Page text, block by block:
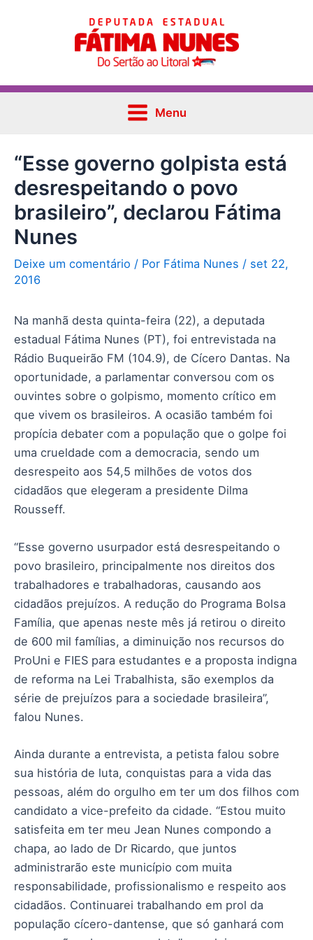
Main
Menu
Menu
“Esse governo golpista está
desrespeitando o povo
brasileiro”, declarou Fátima
Nunes
Deixe um comentário / Por Fátima Nunes / set 22,
2016
Na manhã desta quinta-feira (22), a deputada
estadual Fátima Nunes (PT), foi entrevistada na
Rádio Buqueirão FM (104.9), de Cícero Dantas. Na
oportunidade, a parlamentar conversou com os
ouvintes sobre o golpismo, momento crítico em
que vivem os brasileiros. A ocasião também foi
propícia debater com a população que o golpe foi
uma crueldade com a democracia, sendo um
desrespeito aos 54,5 milhões de votos dos
cidadãos que elegeram a presidente Dilma
Rousseff.
“Esse governo usurpador está desrespeitando o
povo brasileiro, principalmente nos direitos dos
trabalhadores e trabalhadoras, causando aos
cidadãos prejuízos. A redução do Programa Bolsa
Família, que apenas neste mês já retirou o direito
de 600 mil famílias, a diminuição nos recursos do
ProUni e FIES para estudantes e a proposta indigna
de reforma na Lei Trabalhista, são exemplos da
série de prejuízos para a sociedade brasileira”,
falou Nunes.
Ainda durante a entrevista, a petista falou sobre
sua história de luta, conquistas para a vida das
pessoas, além do orgulho em ter um dos filhos com
candidato a vice-prefeito da cidade. “Estou muito
satisfeita em ter meu Jean Nunes compondo a
chapa, ao lado de Dr Ricardo, que juntos
administrarão este município com muita
responsabilidade, profissionalismo e respeito aos
cidadãos. Continuarei trabalhando em prol da
população cícero-dantense, que só ganhará com